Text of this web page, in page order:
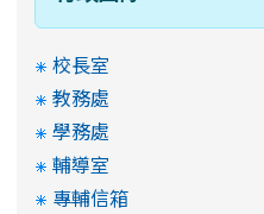
校長室
教務處
學務處
輔導室
專輔信箱